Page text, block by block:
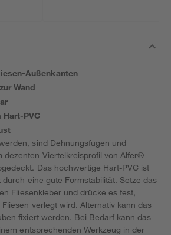
Außenkanten
Wand
PVC
sind Dehnungsfugen und
dezenten Viertelkreisprofil von Alfer®
Das hochwertige Hart-PVC ist
eine gute Formstabilität. Setze das
Fliesenkleber und drücke es fest,
verlegt wird. Alternativ kann das
fixiert werden. Bei Bedarf kann das
entsprechenden Werkzeug in der